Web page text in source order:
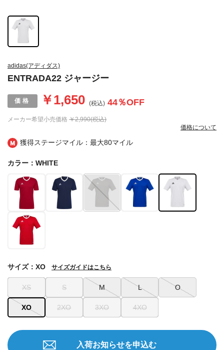
獲得ステージマイル：最大80マイル
adidas(アディダス)
ENTRADA22 ジャージー
メーカー希望小売価格 ￥2,990(税込)
￥1,650 (税込) 44％OFF
価格について
カラー：WHITE
XS S M L O
XO 2XO 3XO 4XO
サイズ：XO サイズガイドはこちら
入荷お知らせを申込む